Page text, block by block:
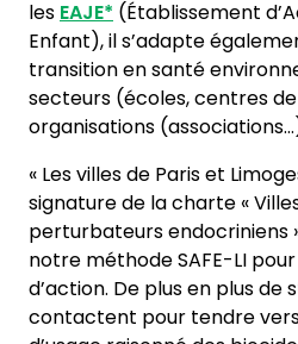
les EAJE* (Établissement
Enfant), il s’adapte
transition en santé
secteurs (écoles, centres
organisations
« Les villes de Paris et
signature de la charte «
perturbateurs endocriniens
notre méthode SAFE-LI
d’action. De plus en plus de
contactent pour tendre